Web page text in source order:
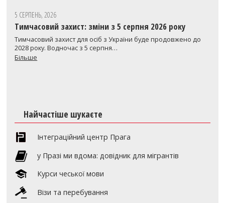
5 СЕРПЕНЬ, 2026
Тимчасовий захист: зміни з 5 серпня 2026 року
Тимчасовий захист для осіб з України буде продовжено до
2028 року. Водночас з 5 серпня…
Більше
Найчастіше шукаєте
Інтеграційний центр Прага
y Празі ми вдома: довідник для мігрантів
Курси чеської мови
Візи та перебування